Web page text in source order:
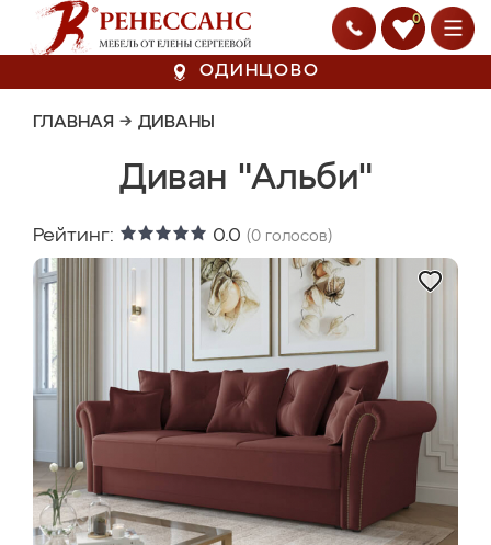
0
ОДИНЦОВО
ГЛАВНАЯ → ДИВАНЫ
Диван "Альби"
Рейтинг: 0.0 (0 голосов)